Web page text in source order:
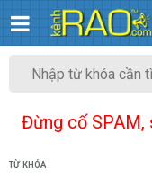
Đừng cố SPAM,
TỪ KHÓA